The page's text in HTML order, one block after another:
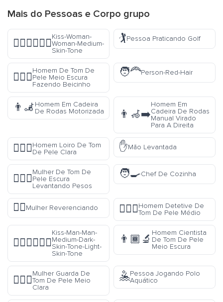
Mais do Pessoas e Corpo grupo
👩🏽‍❤️‍💋‍👩🏽
Kiss-Woman-
Woman-Medium-
Skin-Tone
🏌️Pessoa Praticando Golf
🙎🏾‍♂️
Homem De Tom De
Pele Meio Escura
Fazendo Beicinho
🧑‍🦰Person-Red-Hair
👨‍🦼Homem Em Cadeira
De Rodas Motorizada
👨‍🦽‍➡️
Homem Em
Cadeira De Rodas
Manual Virado
Para A Direita
👱🏻‍♂️Homem Loiro De Tom
De Pele Clara
✋Mão Levantada
🏋🏿‍♀️
Mulher De Tom De
Pele Escura
Levantando Pesos
🧑‍🍳Chef De Cozinha
🙇‍♀️Mulher Reverenciando 🕵🏽‍♂️Homem Detetive De
Tom De Pele Médio
👨🏾‍❤️‍💋‍👨🏻
Kiss-Man-Man-
Medium-Dark-
Skin-Tone-Light-
Skin-Tone
👨🏾‍🔬
Homem Cientista
De Tom De Pele
Meio Escura
💂🏼‍♀️
Mulher Guarda De
Tom De Pele Meio
Clara
🤽Pessoa Jogando Polo
Aquático